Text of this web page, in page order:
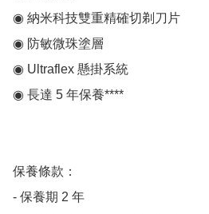
◉ 納米科技雙重精確切剃刀片
◉ 防敏微珠塗層
◉ Ultraflex 懸掛系統
◉ 長達 5 年保養****
保養條款：
- 保養期 2 年